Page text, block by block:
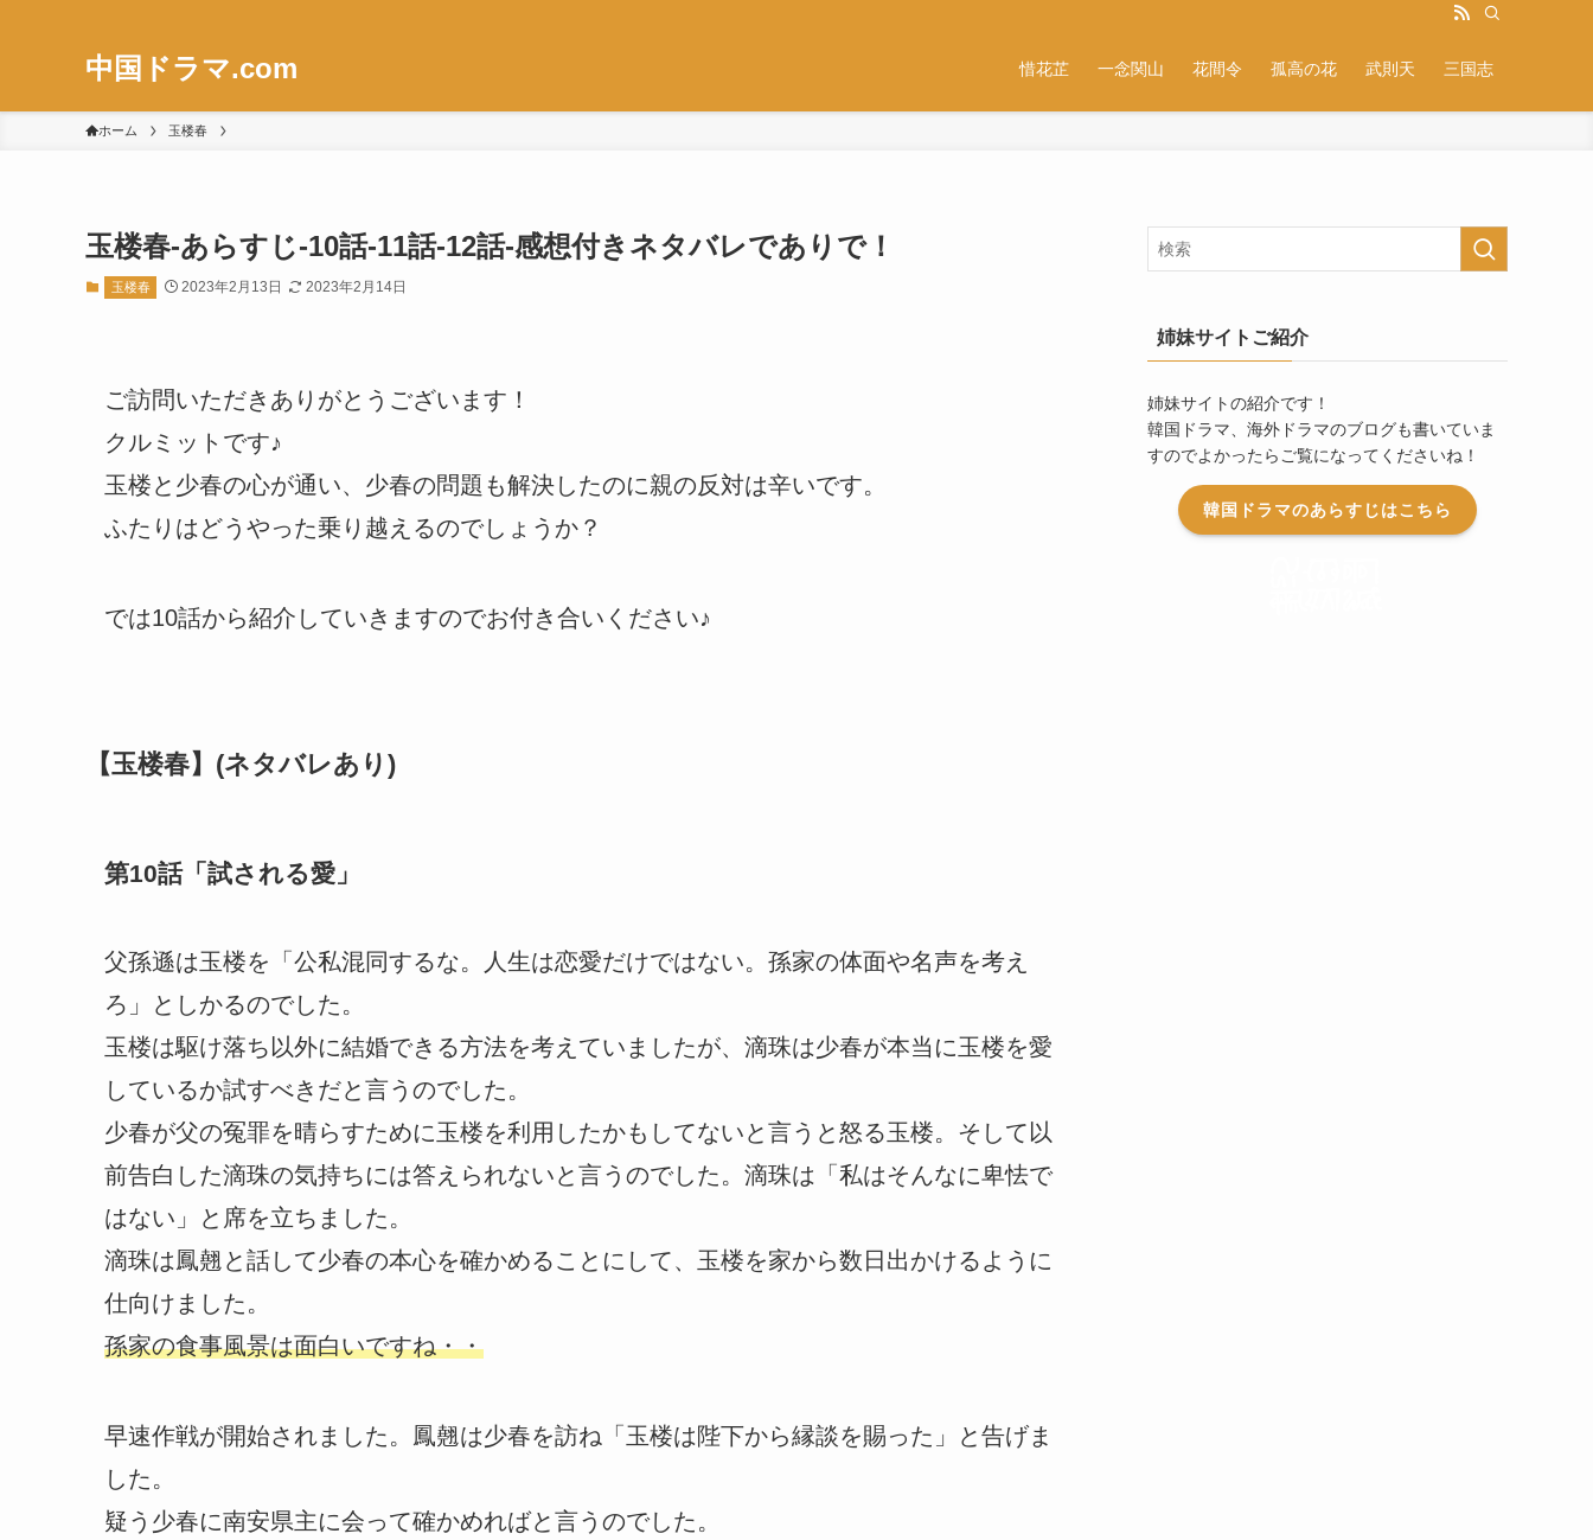
中国ドラマ.com 惜花芷 一念関山 花間令 孤高の花 武則天 三国志
ホーム 玉楼春
玉楼春-あらすじ-10話-11話-12話-感想付きネタバレでありで！
玉楼春 2023年2月13日 2023年2月14日
ご訪問いただきありがとうございます！
クルミットです♪
玉楼と少春の心が通い、少春の問題も解決したのに親の反対は辛いです。
ふたりはどうやった乗り越えるのでしょうか？
では10話から紹介していきますのでお付き合いください♪
【玉楼春】(ネタバレあり)
第10話「試される愛」
父孫遜は玉楼を「公私混同するな。人生は恋愛だけではない。孫家の体面や名声を考え
ろ」としかるのでした。
玉楼は駆け落ち以外に結婚できる方法を考えていましたが、滴珠は少春が本当に玉楼を愛
しているか試すべきだと言うのでした。
少春が父の冤罪を晴らすために玉楼を利用したかもしてないと言うと怒る玉楼。そして以
前告白した滴珠の気持ちには答えられないと言うのでした。滴珠は「私はそんなに卑怯で
はない」と席を立ちました。
滴珠は鳳翹と話して少春の本心を確かめることにして、玉楼を家から数日出かけるように
仕向けました。
孫家の食事風景は面白いですね・・
早速作戦が開始されました。鳳翹は少春を訪ね「玉楼は陛下から縁談を賜った」と告げま
した。
疑う少春に南安県主に会って確かめればと言うのでした。
姉妹サイトご紹介
姉妹サイトの紹介です！
韓国ドラマ、海外ドラマのブログも書いていま
すのでよかったらご覧になってくださいね！
韓国ドラマのあらすじはこちら